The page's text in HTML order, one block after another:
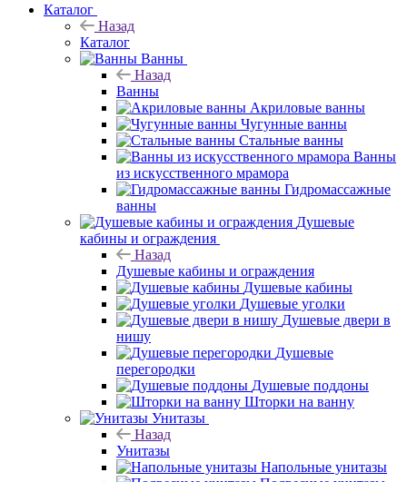
Каталог
Назад
Каталог
Ванны
Назад
Ванны
Акриловые ванны
Чугунные ванны
Стальные ванны
Ванны
из искусственного мрамора
Гидромассажные
ванны
Душевые
кабины и ограждения
Назад
Душевые кабины и ограждения
Душевые кабины
Душевые уголки
Душевые двери в
нишу
Душевые
перегородки
Душевые поддоны
Шторки на ванну
Унитазы
Назад
Унитазы
Напольные унитазы